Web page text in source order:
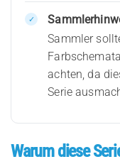
Sammler
achten, da
Serie
Warum diese